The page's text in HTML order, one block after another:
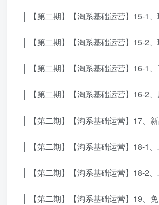
│ 【第二期】【淘系基础运营】15-1
│ 【第二期】【淘系基础运营】15-2
│ 【第二期】【淘系基础运营】16-1
│ 【第二期】【淘系基础运营】16-2
│ 【第二期】【淘系基础运营】17、
│ 【第二期】【淘系基础运营】18-1
│ 【第二期】【淘系基础运营】18-2
│ 【第二期】【淘系基础运营】19、